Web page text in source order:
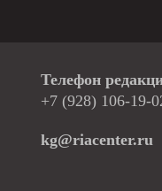
Телефон
+7 (928) 106-19-
kg@riacenter.ru